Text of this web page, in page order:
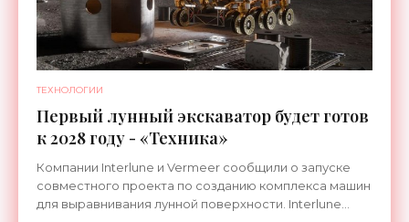
ТЕХНОЛОГИИ
Первый лунный экскаватор будет готов
к 2028 году - «Техника»
Компании Interlune и Vermeer сообщили о запуске
совместного проекта по созданию комплекса машин
для выравнивания лунной поверхности. Interlune